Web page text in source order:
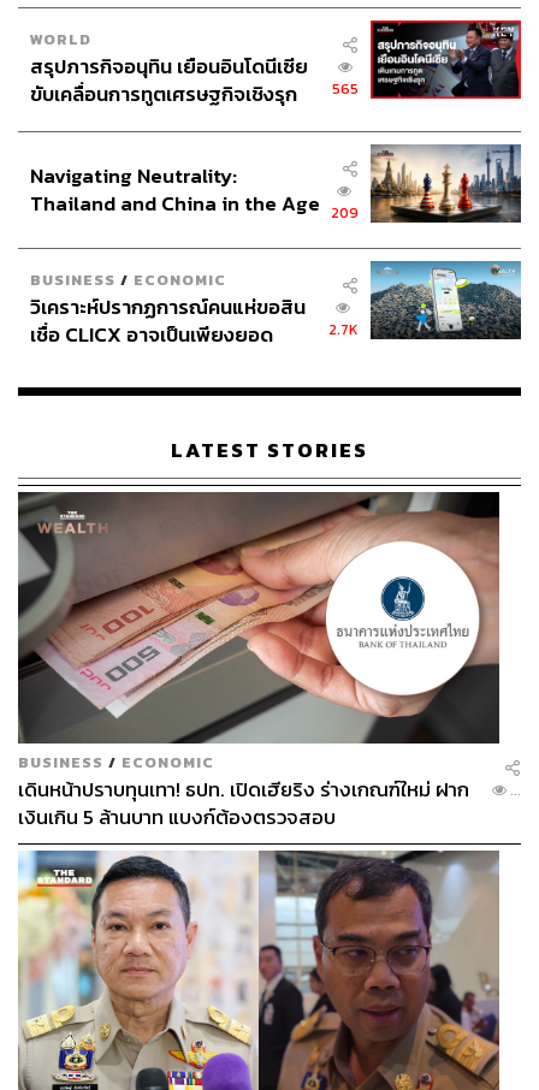
Content Creator สำนักข่าว THE
STANDARD WEALTH
WORLD
สรุปภารกิจอนุทิน เยือนอินโดนีเซีย
ขับเคลื่อนการทูตเศรษฐกิจเชิงรุก
565
Navigating Neutrality:
Thailand and China in the Age
209
BUSINESS / ECONOMIC
วิเคราะห์ปรากฏการณ์คนแห่ขอสิน
เชื่อ CLICX อาจเป็นเพียงยอด
เรือนไทยที่ถูกซุกไว้
2.7K
LATEST STORIES
BUSINESS / ECONOMIC
เดินหน้าปราบทุนเทา! ธปท. เปิดเฮียริง ร่างเกณฑ์ใหม่ ฝาก
เงินเกิน 5 ล้านบาท แบงก์ต้องตรวจสอบ
...